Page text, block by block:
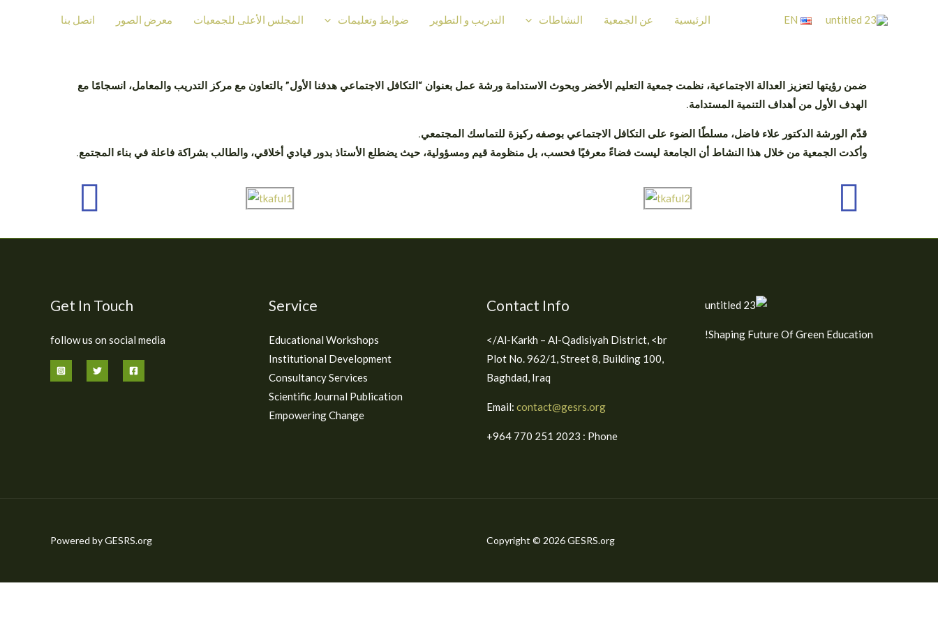
EN الرئيسية عن الجمعية النشاطات التدريب و التطوير ضوابط وتعليمات المجلس الأعلى للجمعيات معرض الصور اتصل بنا
ضمن رؤيتها لتعزيز العدالة الاجتماعية، نظمت جمعية التعليم الأخضر وبحوث الاستدامة ورشة عمل بعنوان “التكافل الاجتماعي هدفنا الأول” بالتعاون مع مركز التدريب والمعامل، انسجامًا مع
الهدف الأول من أهداف التنمية المستدامة.
قدّم الورشة الدكتور علاء فاضل، مسلطًا الضوء على التكافل الاجتماعي بوصفه ركيزة للتماسك المجتمعي.
وأكدت الجمعية من خلال هذا النشاط أن الجامعة ليست فضاءً معرفيًا فحسب، بل منظومة قيم ومسؤولية، حيث يضطلع الأستاذ بدور قيادي أخلاقي، والطالب بشراكة فاعلة في بناء المجتمع.
Shaping Future Of Green Education!
Contact Info
Al-Karkh – Al-Qadisiyah District, <br/>
Plot No. 962/1, Street 8, Building 100,
Baghdad, Iraq
Email: contact@gesrs.org
Phone : ⁦+964 770 251 2023⁩
Service
Educational Workshops
Institutional Development
Consultancy Services
Scientific Journal Publication
Empowering Change
Get In Touch
follow us on social media
Copyright © 2026 GESRS.org
Powered by GESRS.org